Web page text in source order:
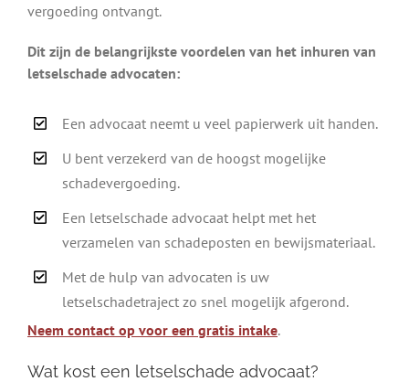
vergoeding ontvangt.
Dit zijn de belangrijkste voordelen van het inhuren van
letselschade advocaten:
Een advocaat neemt u veel papierwerk uit handen.
U bent verzekerd van de hoogst mogelijke
schadevergoeding.
Een letselschade advocaat helpt met het
verzamelen van schadeposten en bewijsmateriaal.
Met de hulp van advocaten is uw
letselschadetraject zo snel mogelijk afgerond.
Neem contact op voor een gratis intake.
Wat kost een letselschade advocaat?